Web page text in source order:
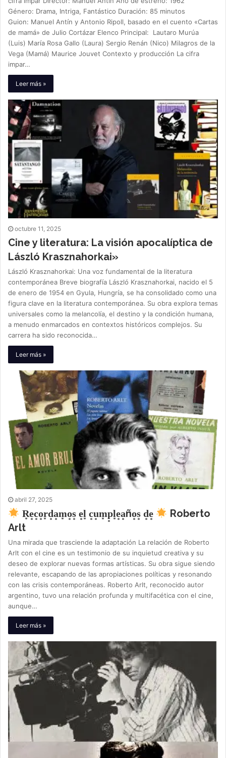
Género: Drama, Intriga, Fantástico Duración: 85 minutos
Guion: Manuel Antín y Antonio Ripoll, basado en el cuento «Cartas
de mamá» de Julio Cortázar Elenco Principal: Lautaro Murúa
(Luis) María Rosa Gallo (Laura) Sergio Renán (Nico) Milagros de la
Vega (Mamá) Maurice Jouvet Contexto y producción La cifra
impar…
Leer más »
octubre 11, 2025
Cine y literatura: La visión apocalíptica de
László Krasznahorkai»
László Krasznahorkai: Una voz fundamental de la literatura
contemporánea Breve biografía László Krasznahorkai, nacido el 5
de enero de 1954 en Gyula, Hungría, se ha consolidado como una
figura clave en la literatura contemporánea. Su obra explora temas
universales como la melancolía, el destino y la condición humana,
a menudo enmarcados en contextos históricos complejos. Su
carrera ha sido reconocida…
Leer más »
abril 27, 2025
R͙e͙c͙o͙r͙d͙a͙m͙o͙s͙ e͙l͙ c͙u͙m͙p͙l͙e͙a͙ño͙s͙ d͙e͙
Roberto
Arlt
Una mirada que trasciende la adaptación La relación de Roberto
Arlt con el cine es un testimonio de su inquietud creativa y su
deseo de explorar nuevas formas artísticas. Su obra sigue siendo
relevante, escapando de las apropiaciones políticas y resonando
con las crisis contemporáneas. Roberto Arlt, reconocido autor
argentino, tuvo una relación profunda y multifacética con el cine,
aunque…
Leer más »